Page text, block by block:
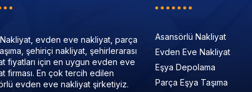
evden eve nakliyat, parça
şehiriçi nakliyat, şehirlerarası
fiyatları için en uygun evden eve
firması. En çok tercih edilen
evden eve nakliyat şirketiyiz.
Asansörlü Nakliyat
Evden Eve Nakliyat
Eşya Depolama
Parça Eşya Taşıma